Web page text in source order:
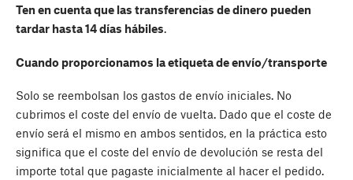
Ten en cuenta que las transferencias de dinero pueden
tardar hasta 14 días hábiles.
Cuando proporcionamos la etiqueta de envío/transporte
Solo se reembolsan los gastos de envío iniciales. No
cubrimos el coste del envío de vuelta. Dado que el coste de
envío será el mismo en ambos sentidos, en la práctica esto
significa que el coste del envío de devolución se resta del
importe total que pagaste inicialmente al hacer el pedido.